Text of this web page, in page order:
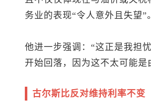
务业的表现“令人意外且失望”。
他进一步强调：“这正是我担
开始回落，因为这不太可能是
古尔斯比反对维持利率不变